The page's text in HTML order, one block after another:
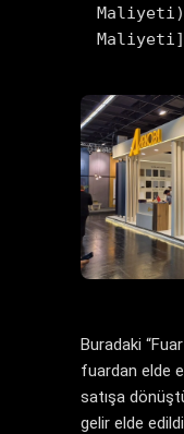
Buradaki “Fuar
fuardan elde
satışa
gelir elde